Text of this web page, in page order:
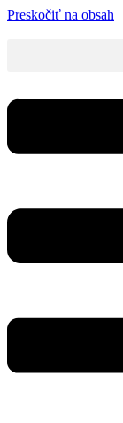
Preskočiť na obsah